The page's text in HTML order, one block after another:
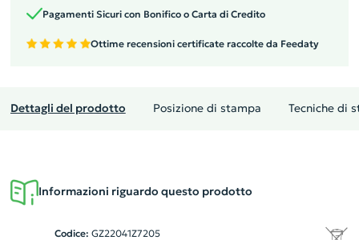
Pagamenti Sicuri con Bonifico o Carta di Credito
Ottime recensioni certificate raccolte da Feedaty
Dettagli del prodotto Posizione di stampa Tecniche di
Informazioni riguardo questo prodotto
Codice: GZ22041Z7205